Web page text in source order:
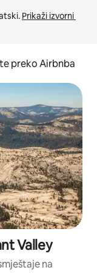
Prikaži izvorni
preko Airbnba
Valley
na